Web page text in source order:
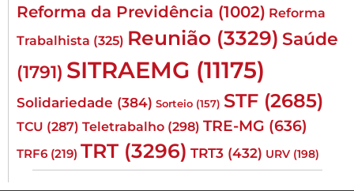
Reforma da Previdência (1002) Reforma
Trabalhista (325) Reunião (3329) Saúde
(1791) SITRAEMG (11175)
Solidariedade (384) Sorteio (157) STF (2685)
TCU (287) Teletrabalho (298) TRE-MG (636)
TRF6 (219) TRT (3296) TRT3 (432) URV (198)